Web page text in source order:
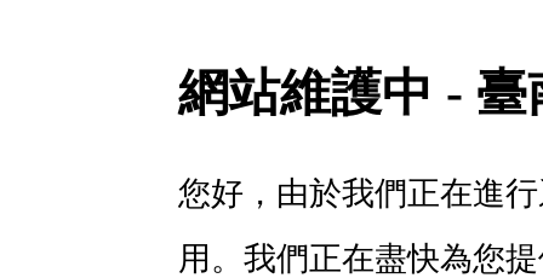
網站維護中 -
您好，由於我們正在進
用。我們正在盡快為您